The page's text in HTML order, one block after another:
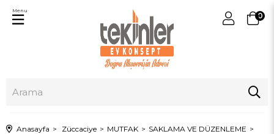
0
Menu
Anasayfa Züccaciye MUTFAK SAKLAMA VE DÜZENLEME